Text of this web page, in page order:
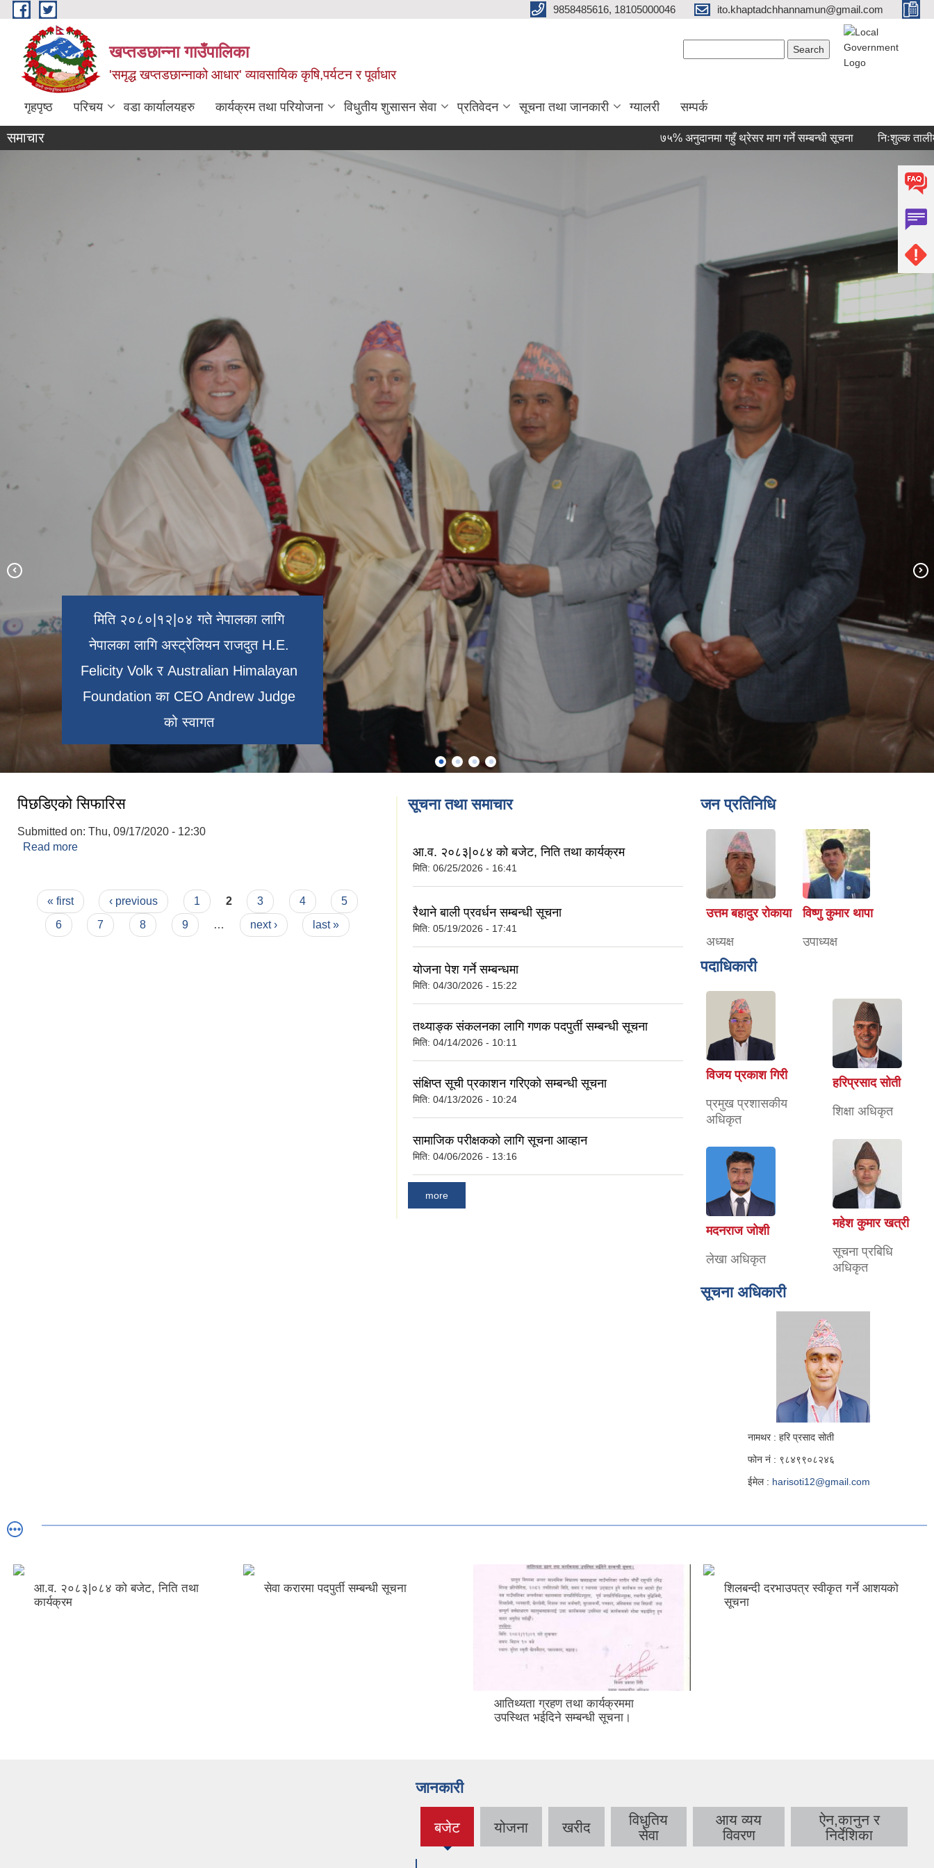
Skip to main content 9858485616, 18105000046 ito.khaptadchhannamun@gmail.com
खप्तडछान्ना गाउँपालिका
'समृद्ध खप्तडछान्नाको आधार' व्यावसायिक कृषि,पर्यटन र पूर्वाधार
गृहपृष्ठ परिचय वडा कार्यालयहरु कार्यक्रम तथा परियोजना विधुतीय शुसासन सेवा प्रतिवेदन सूचना तथा जानकारी ग्यालरी सम्पर्क
समाचार ७५% अनुदानमा गहुँ थ्रेसर माग गर्ने सम्बन्धी सूचना निःशुल्क तालीममा
मिति २०८०|१२|०४ गते नेपालका लागि
नेपालका लागि अस्ट्रेलियन राजदुत H.E.
Felicity Volk र Australian Himalayan
Foundation का CEO Andrew Judge
को स्वागत
माझिगाउबाट पर्यटक खप्तड जादै
लोखाडा
पालिकाका केही जनप्रतिनिधी , कर्मचारी तथा
संघ संस्थाका प्रतिनिधिहरु
पिछडिएको सिफारिस
Submitted on: Thu, 09/17/2020 - 12:30
Read more
Pages
« first ‹ previous 1 2 3 4
5
6
7 8 9 … next › last »
सूचना तथा समाचार
आ.व. २०८३|०८४ को बजेट, निति तथा कार्यक्रम
मिति: 06/25/2026 - 16:41
रैथाने बाली प्रवर्धन सम्बन्धी सूचना
मिति: 05/19/2026 - 17:41
योजना पेश गर्ने सम्बन्धमा
मिति: 04/30/2026 - 15:22
तथ्याङ्क संकलनका लागि गणक पदपुर्ती सम्बन्धी सूचना
मिति: 04/14/2026 - 10:11
संक्षिप्त सूची प्रकाशन गरिएको सम्बन्धी सूचना
मिति: 04/13/2026 - 10:24
सामाजिक परीक्षकको लागि सूचना आव्हान
मिति: 04/06/2026 - 13:16
more
जन प्रतिनिधि
उत्तम बहादुर रोकाया
अध्यक्ष
विष्णु कुमार थापा
उपाध्यक्ष
पदाधिकारी
विजय प्रकाश गिरी
प्रमुख प्रशासकीय
अधिकृत
हरिप्रसाद सोती
शिक्षा अधिकृत
मदनराज जोशी
लेखा अधिकृत
महेश कुमार खत्री
सूचना प्रबिधि
अधिकृत
सूचना अधिकारी
नामथर : हरि प्रसाद सोती
फोन नं : ९८४९९०८२४६
ईमेल : harisoti12@gmail.com
आ.व. २०८३|०८४ को बजेट, निति तथा
कार्यक्रम
सेवा करारमा पदपुर्ती सम्बन्धी सूचना
आतिथ्यता ग्रहण तथा कार्यक्रममा
उपस्थित भईदिने सम्बन्धी सूचना।
शिलबन्दी दरभाउपत्र स्वीकृत गर्ने आशयको
सूचना
जानकारी
बजेट
(active
tab)
योजना खरीद
विधुतिय
सेवा
आय व्यय
विवरण
ऐन,कानुन र
निर्देशिका